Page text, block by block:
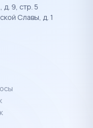
д. 9, стр. 5
Славы, д. 1